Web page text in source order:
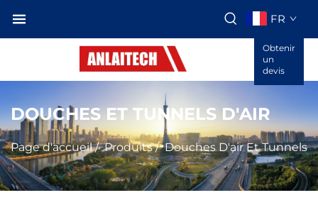
FR
Obtenir
un
devis
DOUCHES ET TUNNELS D'AIR
Page d'accueil/Produits/Douches D'air Et Tunnels